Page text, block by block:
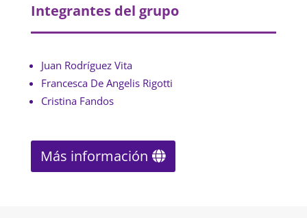
Integrantes del grupo
Juan Rodríguez Vita
Francesca De Angelis Rigotti
Cristina Fandos
Más información